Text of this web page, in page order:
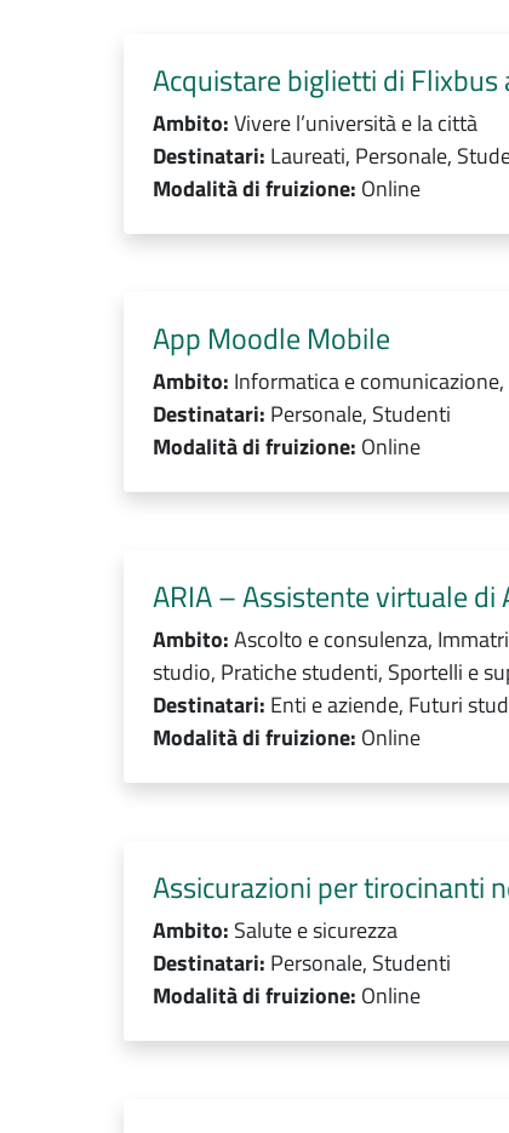
Acquistare biglietti di
Ambito:Vivere l’università e la città
Destinatari: Laureati, Personale,
Modalità di fruizione: Online
App Moodle Mobile
Ambito: Informatica e
Destinatari: Personale, Studenti
Modalità di fruizione: Online
ARIA – Assistente virtuale di
Ambito:Ascolto e consulenza,
studio, Pratiche studenti, Sportelli e
Destinatari: Enti e aziende, Futuri
Modalità di fruizione: Online
Assicurazioni per tirocinanti
Ambito: Salute e sicurezza
Destinatari: Personale, Studenti
Modalità di fruizione: Online